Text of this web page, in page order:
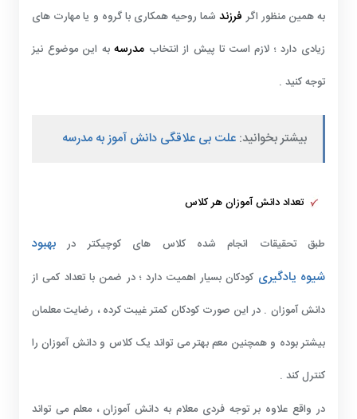
به همین منظور اگر فرزند شما روحیه همکاری با گروه و یا مهارت های
زیادی دارد ؛ لازم است تا پیش از انتخاب مدرسهبه این موضوع نیز
توجه کنید .
بیشتر بخوانید:علت بی علاقگی دانش آموز به مدرسه
تعداد دانش آموزان هر کلاس
طبق تحقیقات انجام شده کلاس های کوچیکتر در بهبود
شیوه یادگیری کودکان بسیار اهمیت دارد ؛ در ضمن با تعداد کمی از
دانش آموزان . در این صورت کودکان کمتر غیبت کرده ، رضایت معلمان
بیشتر بوده و همچنین معم بهتر می تواند یک کلاس و دانش آموزان را
کنترل کند .
در واقع علاوه بر توجه فردی معلام به دانش آموزان ، معلم می تواند